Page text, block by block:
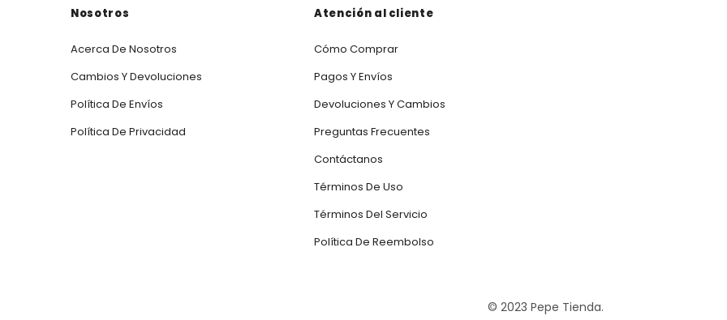
Nosotros
Acerca De Nosotros
Cambios Y Devoluciones
Política De Envíos
Política De Privacidad
Atención al cliente
Cómo Comprar
Pagos Y Envíos
Devoluciones Y Cambios
Preguntas Frecuentes
Contáctanos
Términos De Uso
Términos Del Servicio
Política De Reembolso
© 2023 Pepe Tienda.